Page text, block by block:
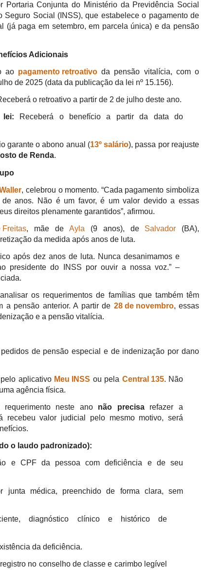
Portaria Conjunta do Ministério da Previdência Social
Seguro Social (INSS), que estabelece o pagamento de
(já paga em setembro, em parcela única) e da pensão
Adicionais
ao pagamento retroativo da pensão vitalícia, com o
de 2025 (data da publicação da lei nº 15.156).
o retroativo a partir de 2 de julho deste ano.
lei: Receberá o benefício a partir da data do
garante o abono anual (13º salário), passa por reajuste
de Renda.
, celebrou o momento. “Cada pagamento simboliza
anos. Não é um favor, é um valor devido a essas
direitos plenamente garantidos”, afirmou.
Freitas, mãe deAyla (9 anos), de Salvador (BA),
da medida após anos de luta.
após dez anos de luta. Nunca desanimamos e
presidente do INSS por ouvir a nossa voz.” –
os requerimentos de famílias que também têm
a pensão anterior. A partir de 28 de novembro, essas
e a pensão vitalícia.
de pensão especial e de indenização por dano
aplicativo Meu INSS ou pela Central 135. Não
agência física.
neste ano não precisarefazer a
recebeu valor judicial pelo mesmo motivo, será
o laudo padronizado):
e CPF da pessoa com deficiência e de seu
junta médica, preenchido de forma clara, sem
diagnóstico clínico e histórico de
da deficiência.
no conselho de classe e carimbo legível